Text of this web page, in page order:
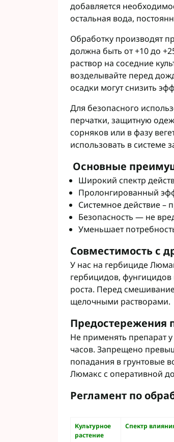
добавляется
остальная вода,
Обработку производят
должна быть от +10 до
раствор на соседние
возделывайте перед
осадки могут снизить
Для безопасного
перчатки, защитную
сорняков или в фазу
использовать в системе
Основные
Широкий спектр
Пролонгированный
Системное действие –
Безопасность ― не
Уменьшает
Совместимость с
У нас на гербициде
гербицидов,
роста. Перед
щелочными растворами.
Предостережения
Не применять препарат
часов. Запрещено
попадания в грунтовые
Люмакс с оперативной
Регламент по
Культурное
растение
Спектр